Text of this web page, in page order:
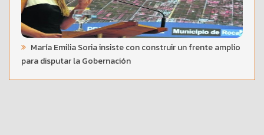
María Emilia Soria insiste con construir un frente amplio
para disputar la Gobernación